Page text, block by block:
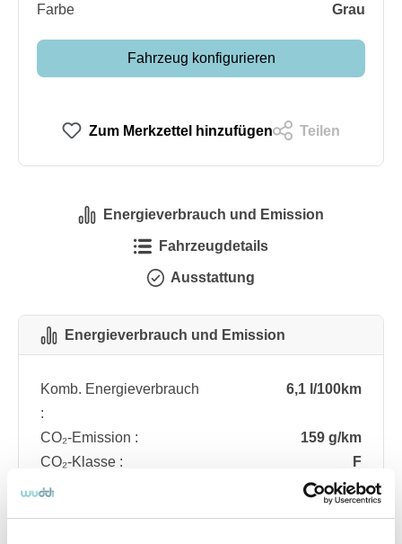
Farbe
Grau
Fahrzeug konfigurieren
Zum Merkzettel hinzufügen Teilen
Energieverbrauch und Emission
Fahrzeugdetails
Ausstattung
Energieverbrauch und Emission
Komb. Energieverbrauch
:
6,1 l/100km
CO₂-Emission :
159 g/km
CO₂-Klasse :
F